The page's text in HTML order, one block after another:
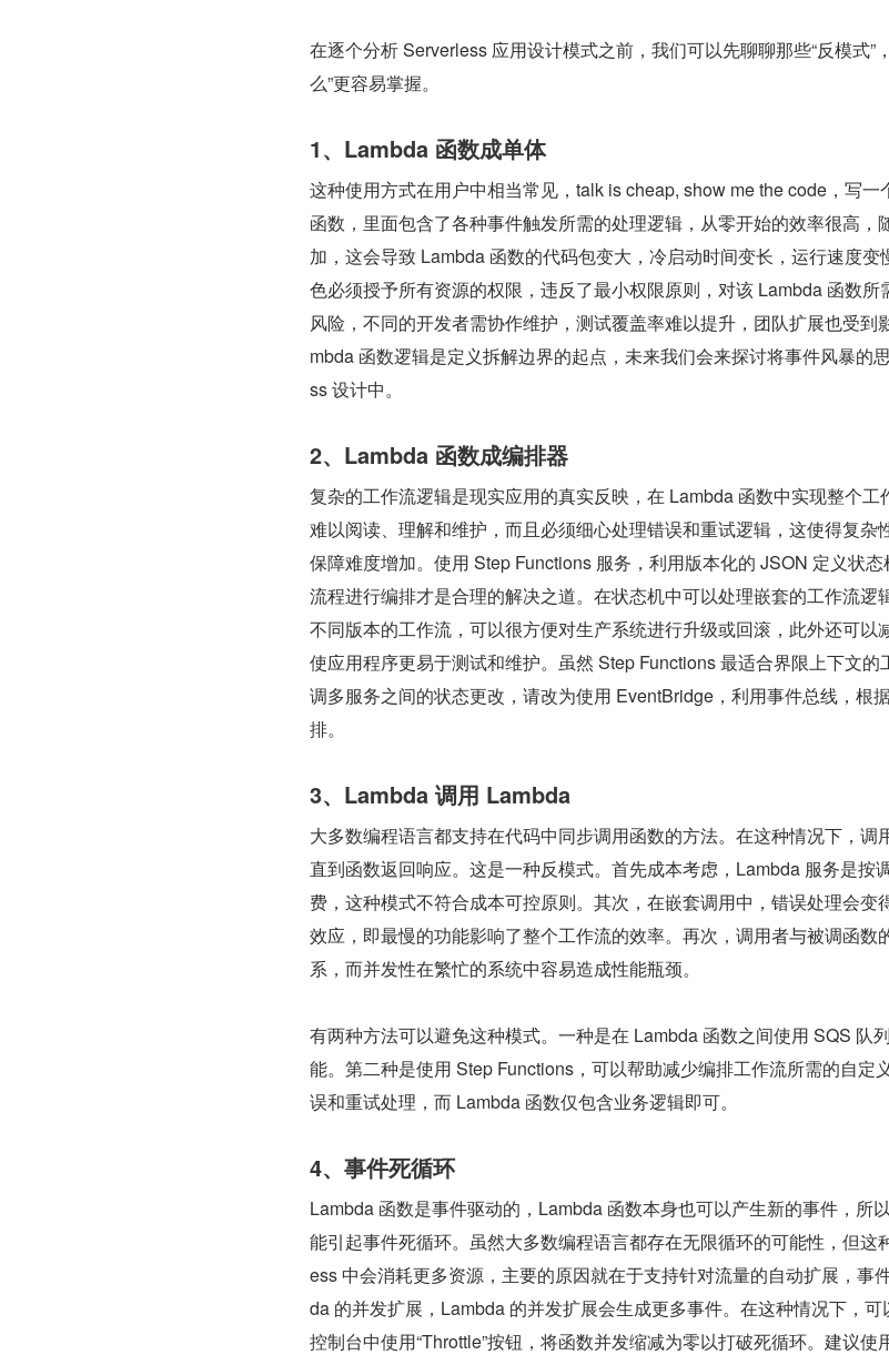
在逐个分析 Serverless 应用设计模式之前，我们可以先聊聊那些“反模式”
么”更容易掌握。
1、Lambda 函数成单体
这种使用方式在用户中相当常见，talk is cheap, show me the code，写一
函数，里面包含了各种事件触发所需的处理逻辑，从零开始的效率很高，
加，这会导致 Lambda 函数的代码包变大，冷启动时间变长，运行速度变
色必须授予所有资源的权限，违反了最小权限原则，对该 Lambda 函数所
风险，不同的开发者需协作维护，测试覆盖率难以提升，团队扩展也受到
mbda 函数逻辑是定义拆解边界的起点，未来我们会来探讨将事件风暴的
ss 设计中。
2、Lambda 函数成编排器
复杂的工作流逻辑是现实应用的真实反映，在 Lambda 函数中实现整个工
难以阅读、理解和维护，而且必须细心处理错误和重试逻辑，这使得复杂
保障难度增加。使用 Step Functions 服务，利用版本化的 JSON 定义状
流程进行编排才是合理的解决之道。在状态机中可以处理嵌套的工作流逻
不同版本的工作流，可以很方便对生产系统进行升级或回滚，此外还可以
使应用程序更易于测试和维护。虽然 Step Functions 最适合界限上下文的
调多服务之间的状态更改，请改为使用 EventBridge，利用事件总线，根
排。
3、Lambda 调用 Lambda
大多数编程语言都支持在代码中同步调用函数的方法。在这种情况下，调
直到函数返回响应。这是一种反模式。首先成本考虑，Lambda 服务是按
费，这种模式不符合成本可控原则。其次，在嵌套调用中，错误处理会变
效应，即最慢的功能影响了整个工作流的效率。再次，调用者与被调函数
系，而并发性在繁忙的系统中容易造成性能瓶颈。
有两种方法可以避免这种模式。一种是在 Lambda 函数之间使用 SQS 队
能。第二种是使用 Step Functions，可以帮助减少编排工作流所需的自定
误和重试处理，而 Lambda 函数仅包含业务逻辑即可。
4、事件死循环
Lambda 函数是事件驱动的，Lambda 函数本身也可以产生新的事件，所
能引起事件死循环。虽然大多数编程语言都存在无限循环的可能性，但这
ess 中会消耗更多资源，主要的原因就在于支持针对流量的自动扩展，事
da 的并发扩展，Lambda 的并发扩展会生成更多事件。在这种情况下，
控制台中使用“Throttle”按钮，将函数并发缩减为零以打破死循环。建议使